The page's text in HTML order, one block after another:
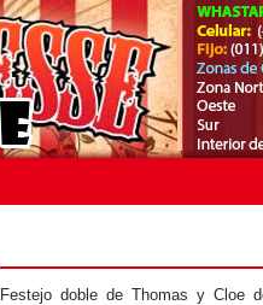
Festejo doble de Thomas y Cloe